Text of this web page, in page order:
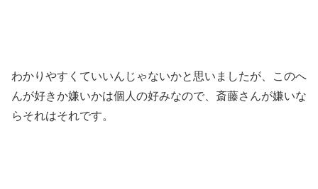
わかりやすくていいんじゃないかと思いましたが、このへ
んが好きか嫌いかは個人の好みなので、斎藤さんが嫌いな
らそれはそれです。